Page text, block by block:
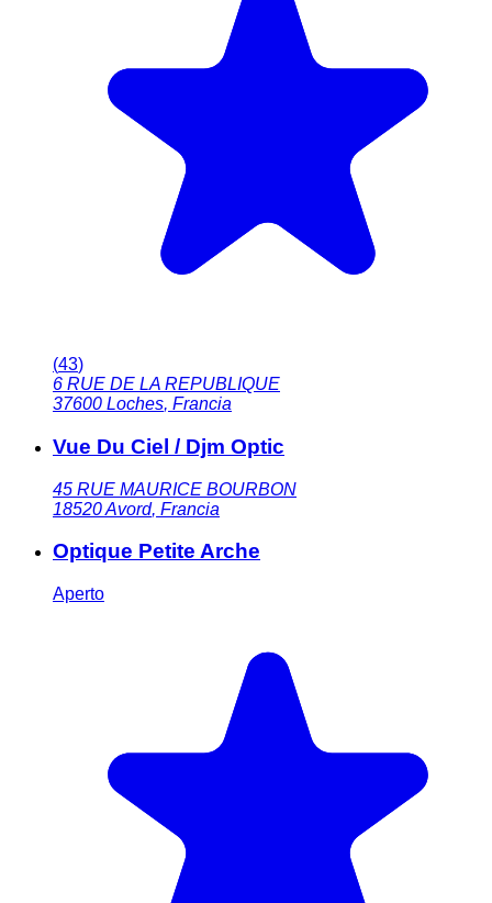
(43)
6 RUE DE LA REPUBLIQUE
37600 Loches, Francia
Vue Du Ciel / Djm Optic
45 RUE MAURICE BOURBON
18520Avord, Francia
Optique Petite Arche
Aperto